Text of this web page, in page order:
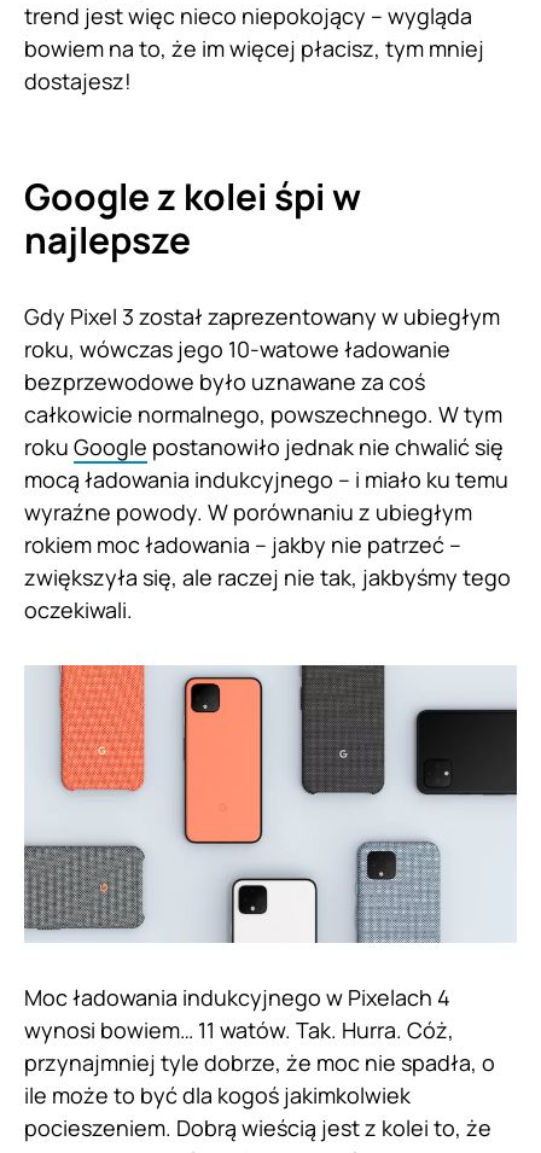
trend jest więc nieco niepokojący – wygląda
bowiem na to, że im więcej płacisz, tym mniej
dostajesz!
Google z kolei śpi w
najlepsze
Gdy Pixel 3 został zaprezentowany w ubiegłym
roku, wówczas jego 10-watowe ładowanie
bezprzewodowe było uznawane za coś
całkowicie normalnego, powszechnego. W tym
roku Google postanowiło jednak nie chwalić się
mocą ładowania indukcyjnego – i miało ku temu
wyraźne powody. W porównaniu z ubiegłym
rokiem moc ładowania – jakby nie patrzeć –
zwiększyła się, ale raczej nie tak, jakbyśmy tego
oczekiwali.
Moc ładowania indukcyjnego w Pixelach 4
wynosi bowiem… 11 watów. Tak. Hurra. Cóż,
przynajmniej tyle dobrze, że moc nie spadła, o
ile może to być dla kogoś jakimkolwiek
pocieszeniem. Dobrą wieścią jest z kolei to, że